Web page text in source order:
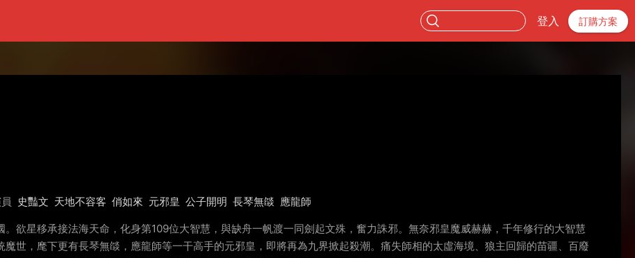
登入 訂購方案
史豔文 天地不容客 俏如來 元邪皇 公子開明 長琴無燄 應龍師
欲星移承接法海天命，化身第109位大智慧，與缺舟一帆渡一同劍起文殊，奮力誅邪。無奈邪皇魔威赫赫，千年修行的大智慧
世，麾下更有長琴無燄，應龍師等一干高手的元邪皇，即將再為九界掀起殺潮。痛失師相的太虛海境、狼主回歸的苗疆、百廢